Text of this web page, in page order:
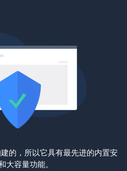
的，所以它具有最先进的内置安
大容量功能。